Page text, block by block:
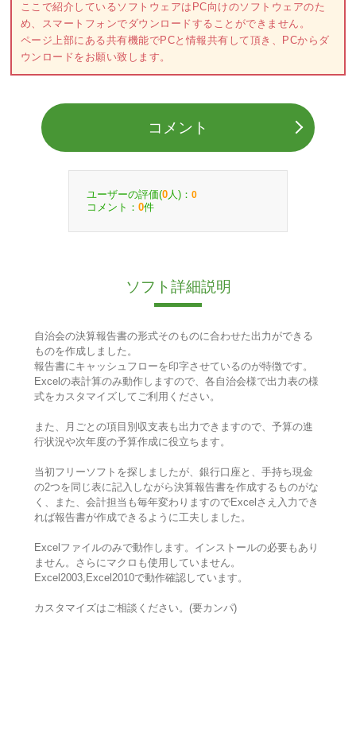
ここで紹介しているソフトウェアはPC向けのソフトウェアのた
め、スマートフォンでダウンロードすることができません。
ページ上部にある共有機能でPCと情報共有して頂き、PCからダ
ウンロードをお願い致します。
コメント
ユーザーの評価(0 人)： 0
コメント： 0件
ソフト詳細説明
自治会の決算報告書の形式そのものに合わせた出力ができる
ものを作成しました。
報告書にキャッシュフローを印字させているのが特徴です。
Excelの表計算のみ動作しますので、各自治会様で出力表の様
式をカスタマイズしてご利用ください。
また、月ごとの項目別収支表も出力できますので、予算の進
行状況や次年度の予算作成に役立ちます。
当初フリーソフトを探しましたが、銀行口座と、手持ち現金
の2つを同じ表に記入しながら決算報告書を作成するものがな
く、また、会計担当も毎年変わりますのでExcelさえ入力でき
れば報告書が作成できるように工夫しました。
Excelファイルのみで動作します。インストールの必要もあり
ません。さらにマクロも使用していません。
Excel2003,Excel2010で動作確認しています。
カスタマイズはご相談ください。(要カンパ)